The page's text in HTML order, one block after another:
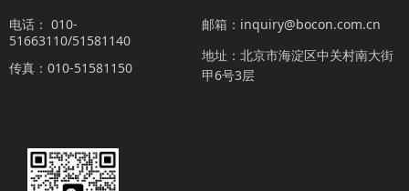
电话： 010-
51663110/51581140
传真： 010-51581150
邮箱： inquiry@bocon.com.cn
地址： 北京市海淀区中关村南大街
甲6号3层